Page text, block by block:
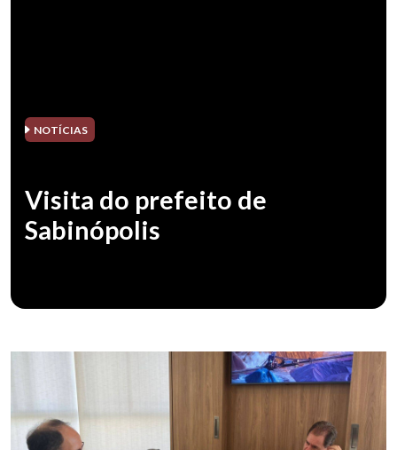
NOTÍCIAS
Visita do prefeito de
Sabinópolis